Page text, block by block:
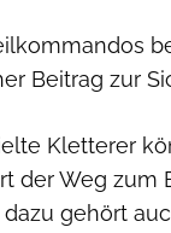
Beitrag zur
Kletterer
der Weg zum
gehört